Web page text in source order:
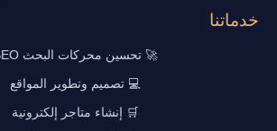
خدماتنا
🚀 تحسين محركات البحث SEO
💻 تصميم وتطوير المواقع
🛒 إنشاء متاجر إلكترونية